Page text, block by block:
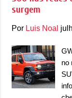
na
surgem
Por Luis Noal
no